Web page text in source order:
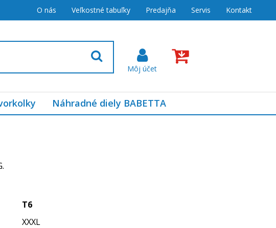
O nás Veľkostné tabuľky Predajňa Servis Kontakt
Náhradné diely BABETTA
T6
XXXL